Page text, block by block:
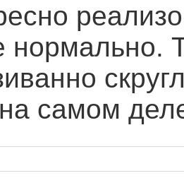
нормально.
самом